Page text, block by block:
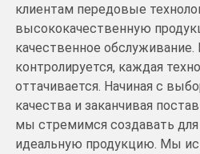
клиентам передовые
высококачественную
качественное
контролируется, каждая
оттачивается. Начиная с
качества и заканчивая
мы стремимся создавать для
идеальную продукцию. Мы